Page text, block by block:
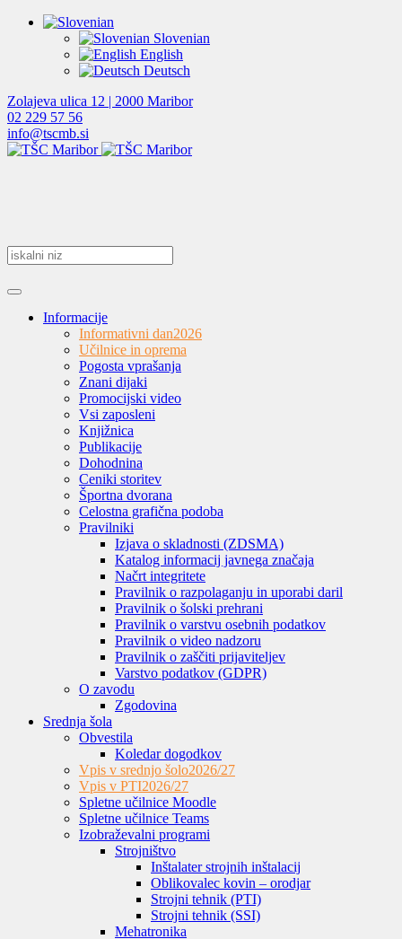
Slovenian
English
Deutsch
Zolajeva ulica 12 | 2000 Maribor
02 229 57 56
info@tscmb.si
Informacije
Informativni dan2026
Učilnice in oprema
Pogosta vprašanja
Znani dijaki
Promocijski video
Vsi zaposleni
Knjižnica
Publikacije
Dohodnina
Ceniki storitev
Športna dvorana
Celostna grafična podoba
Pravilniki
Izjava o skladnosti (ZDSMA)
Katalog informacij javnega značaja
Načrt integritete
Pravilnik o razpolaganju in uporabi daril
Pravilnik o šolski prehrani
Pravilnik o varstvu osebnih podatkov
Pravilnik o video nadzoru
Pravilnik o zaščiti prijaviteljev
Varstvo podatkov (GDPR)
O zavodu
Zgodovina
Srednja šola
Obvestila
Koledar dogodkov
Vpis v srednjo šolo2026/27
Vpis v PTI2026/27
Spletne učilnice Moodle
Spletne učilnice Teams
Izobraževalni programi
Strojništvo
Inštalater strojnih inštalacij
Oblikovalec kovin – orodjar
Strojni tehnik (PTI)
Strojni tehnik (SSI)
Mehatronika